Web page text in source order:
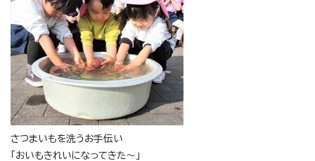
さつまいもを洗うお手伝い
「おいもきれいになってきた～」